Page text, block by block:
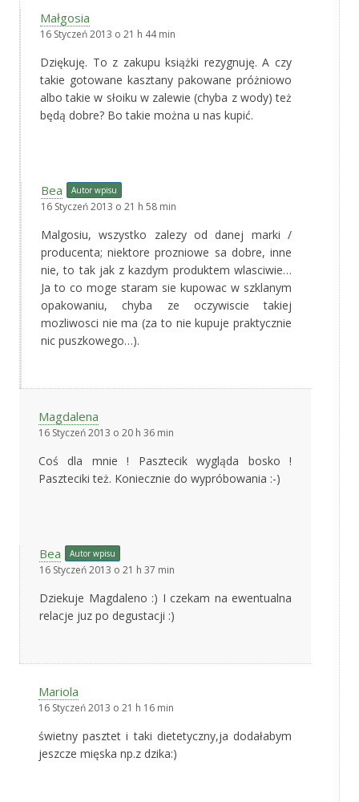
Małgosia
16 Styczeń 2013 o 21 h 44 min
Dziękuję. To z zakupu książki rezygnuję. A czy
takie gotowane kasztany pakowane próżniowo
albo takie w słoiku w zalewie (chyba z wody) też
będą dobre? Bo takie można u nas kupić.
Bea Autor wpisu
16 Styczeń 2013 o 21 h 58 min
Malgosiu, wszystko zalezy od danej marki /
producenta; niektore prozniowe sa dobre, inne
nie, to tak jak z kazdym produktem wlasciwie…
Ja to co moge staram sie kupowac w szklanym
opakowaniu, chyba ze oczywiscie takiej
mozliwosci nie ma (za to nie kupuje praktycznie
nic puszkowego…).
Magdalena
16 Styczeń 2013 o 20 h 36 min
Coś dla mnie ! Pasztecik wygląda bosko !
Paszteciki też. Koniecznie do wypróbowania :-)
Bea Autor wpisu
16 Styczeń 2013 o 21 h 37 min
Dziekuje Magdaleno :) I czekam na ewentualna
relacje juz po degustacji :)
Mariola
16 Styczeń 2013 o 21 h 16 min
świetny pasztet i taki dietetyczny,ja dodałabym
jeszcze mięska np.z dzika:)